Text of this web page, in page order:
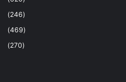
(246)
(469)
(270)